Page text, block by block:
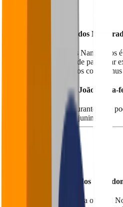
12 de Junho - Dia dos
Sabemos que o Dia dos Namorados
Aproveite a oportunidade para criar
como jantares românticos com
24 de Junho - São João (terça-
Data perfeita para restaurantes que
temáticos e decorações juninas.
10 de Agosto - Dia dos Pais
Outra data estratégica para o setor!